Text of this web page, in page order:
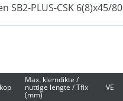
Snelbouw
SB2-PLUS-CSK 6(8)x45/80
Max. klemdikte /
nuttige lengte / Tfix
(mm)
VE